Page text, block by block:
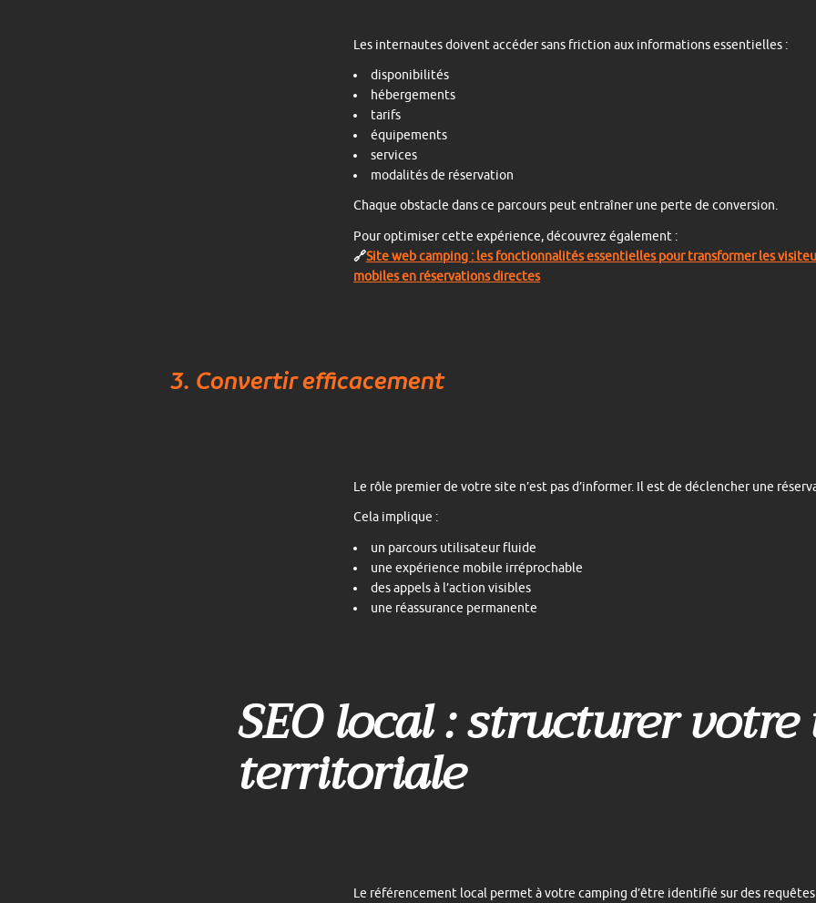
Les internautes doivent accéder sans friction aux informations essentielles :
disponibilités
hébergements
tarifs
équipements
services
modalités de réservation
Chaque obstacle dans ce parcours peut entraîner une perte de conversion.
Pour optimiser cette expérience, découvrez également :
🔗Site web camping : les fonctionnalités essentielles pour transformer les
mobiles en réservations directes
3. Convertir efficacement
Le rôle premier de votre site n’est pas d’informer. Il est de déclencher une
Cela implique :
un parcours utilisateur fluide
une expérience mobile irréprochable
des appels à l’action visibles
une réassurance permanente
SEO local : structurer
territoriale
Le référencement local permet à votre camping d’être identifié sur des